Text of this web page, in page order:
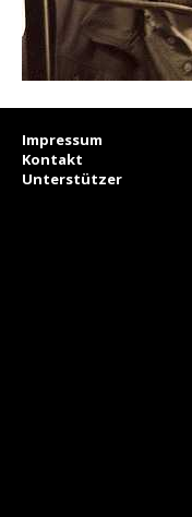
Impressum
Kontakt
Unterstützer